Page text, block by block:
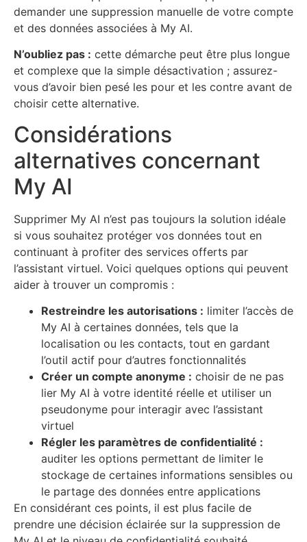
demander une suppression manuelle de votre compte
et des données associées à My AI.
N’oubliez pas : cette démarche peut être plus longue
et complexe que la simple désactivation ; assurez-
vous d’avoir bien pesé les pour et les contre avant de
choisir cette alternative.
Considérations
alternatives concernant
My AI
Supprimer My AI n’est pas toujours la solution idéale
si vous souhaitez protéger vos données tout en
continuant à profiter des services offerts par
l’assistant virtuel. Voici quelques options qui peuvent
aider à trouver un compromis :
Restreindre les autorisations : limiter l’accès de
My AI à certaines données, tels que la
localisation ou les contacts, tout en gardant
l’outil actif pour d’autres fonctionnalités
Créer un compte anonyme : choisir de ne pas
lier My AI à votre identité réelle et utiliser un
pseudonyme pour interagir avec l’assistant
virtuel
Régler les paramètres de confidentialité :
auditer les options permettant de limiter le
stockage de certaines informations sensibles ou
le partage des données entre applications
En considérant ces points, il est plus facile de
prendre une décision éclairée sur la suppression de